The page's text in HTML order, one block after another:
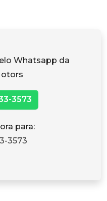
Whatsapp da
3573
para:
3573